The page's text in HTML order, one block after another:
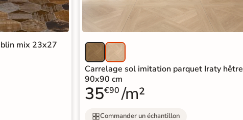
mix 23x27
Carrelage sol imitation parquet Iraty hêtre
90x90 cm
35€90 /m²
Commander un échantillon